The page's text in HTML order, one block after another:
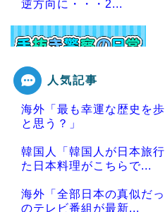
逆方向に・・・2...
Powered by livedoor 相互
人気記事
海外「最も幸運な歴史を
と思う？」
韓国人「韓国人が日本旅
た日本料理がこちらで...
海外「全部日本の真似だ
のテレビ番組が最新...